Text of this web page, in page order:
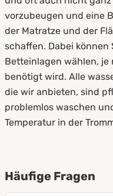
vorzubeugen und eine
der Matratze und der
schaffen. Dabei
Betteinlagen wählen, je
benötigt wird. Alle
die wir anbieten, sind
problemlos waschen
Temperatur in der
Häufige Fragen